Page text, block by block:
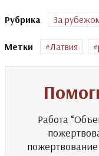
Рубрика За
Метки Латвия
Работа